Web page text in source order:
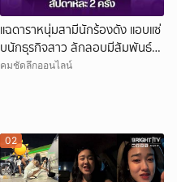
แฉดาราหนุ่มสามีนักร้องดัง แอบแซ่
บนักธุรกิจสาว ลักลอบมีสัมพันธ์
สัปดาห์ละ 2 ครั้ง
คมชัดลึกออนไลน์
02